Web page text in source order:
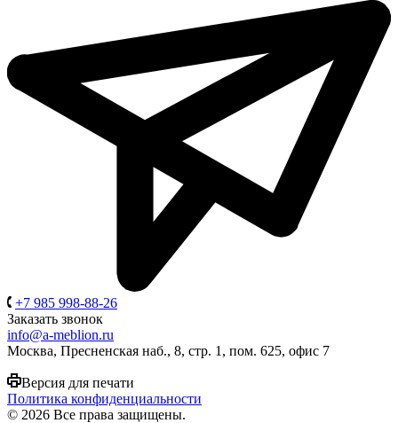
+7 985 998-88-26
Заказать звонок
info@a-meblion.ru
Москва, Пресненская наб., 8, стр. 1, пом. 625, офис 7
Версия для печати
Политика конфиденциальности
© 2026 Все права защищены.